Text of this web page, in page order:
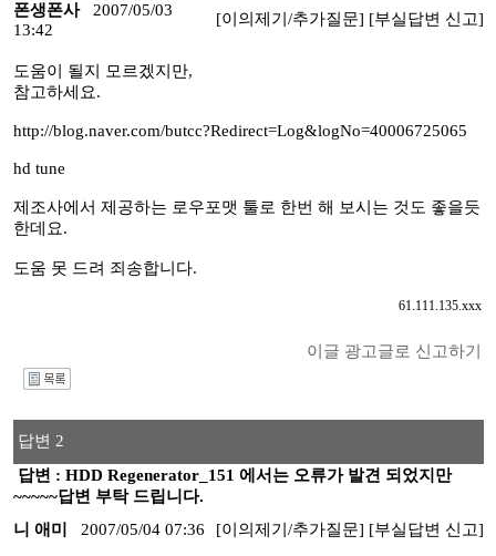
폰생폰사
2007/05/03
13:42
[이의제기/추가질문] [부실답변 신고]
도움이 될지 모르겠지만,
참고하세요.
http://blog.naver.com/butcc?Redirect=Log&logNo=40006725065
hd tune
제조사에서 제공하는 로우포맷 툴로 한번 해 보시는 것도 좋을듯
한데요.
도움 못 드려 죄송합니다.
61.111.135.xxx
이글 광고글로 신고하기
답변 2
답변 : HDD Regenerator_151 에서는 오류가 발견 되었지만
~~~~~답변 부탁 드립니다.
니 애미
2007/05/04 07:36 [이의제기/추가질문] [부실답변 신고]